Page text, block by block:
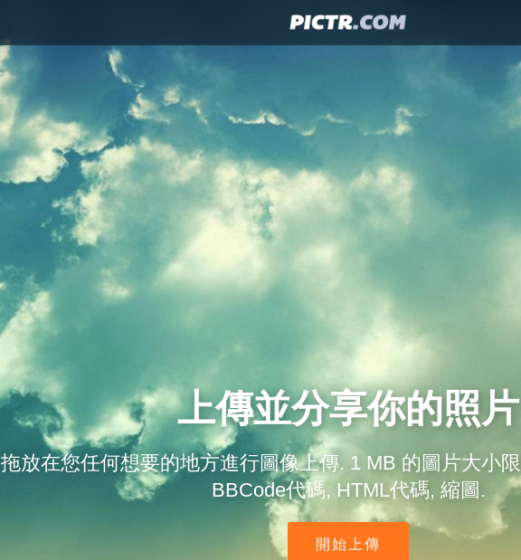
上傳並分享你的照片
拖放在您任何想要的地方進行圖像上傳. 1 MB 的圖片大小
BBCode代碼, HTML代碼, 縮圖.
開始上傳